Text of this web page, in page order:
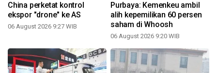
China perketat kontrol
ekspor "drone" ke AS
06 August 2026 9:27 WIB
Purbaya: Kemenkeu ambil
alih kepemilikan 60 persen
saham di Whoosh
06 August 2026 9:20 WIB